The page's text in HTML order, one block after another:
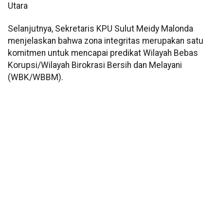
Utara
Selanjutnya, Sekretaris KPU Sulut Meidy Malonda
menjelaskan bahwa zona integritas merupakan satu
komitmen untuk mencapai predikat Wilayah Bebas
Korupsi/Wilayah Birokrasi Bersih dan Melayani
(WBK/WBBM).